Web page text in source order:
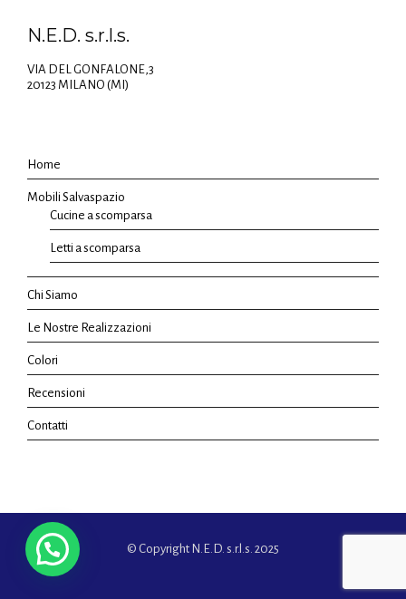
N.E.D. s.r.l.s.
VIA DEL GONFALONE,3
20123 MILANO (MI)
Home
Mobili Salvaspazio
Cucine a scomparsa
Letti a scomparsa
Chi Siamo
Le Nostre Realizzazioni
Colori
Recensioni
Contatti
© Copyright N.E.D. s.r.l.s. 2025